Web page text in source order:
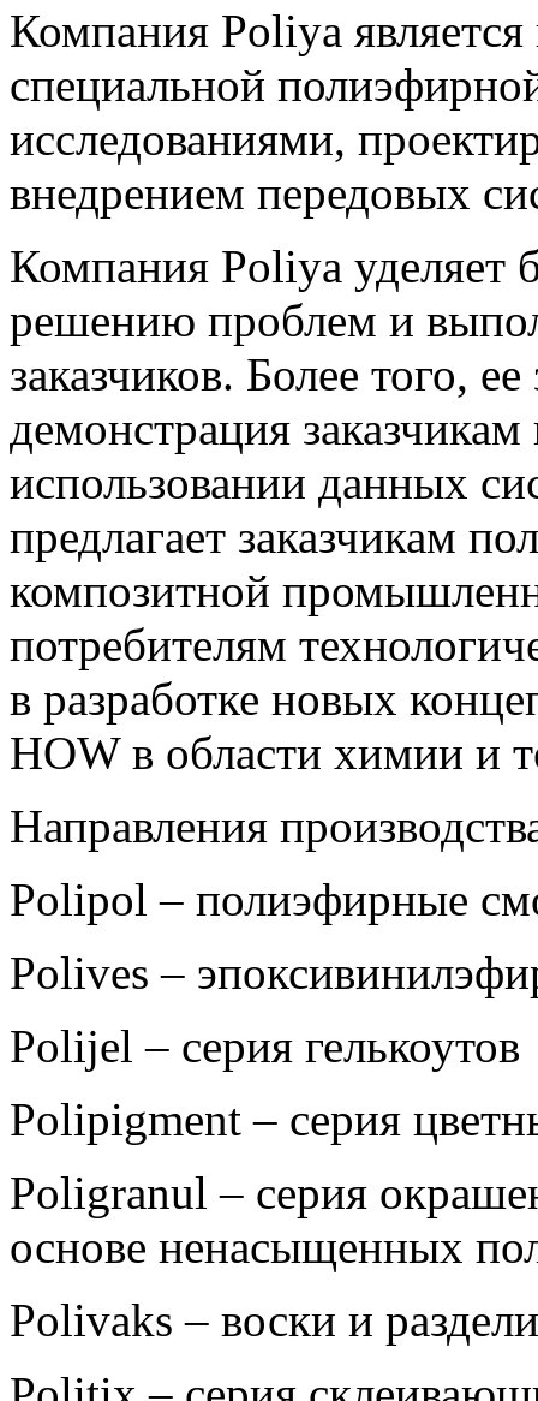
Компания Poliya
специальной
исследованиями,
внедрением передовых
Компания Poliya уделяет
решению проблем и
заказчиков. Более того, ее
демонстрация
использовании данных
предлагает заказчикам
композитной
потребителям
в разработке новых
HOW в области химии и
Направления
Polipol – полиэфирные
Polives –
Polijel – серия гелькоутов
Polipigment – серия
Poligranul – серия
основе ненасыщенных
Polivaks – воски и